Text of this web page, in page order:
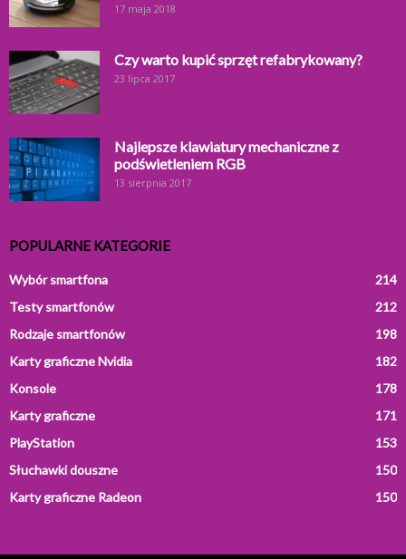
17 maja 2018
Czy warto kupić sprzęt refabrykowany?
23 lipca 2017
Najlepsze klawiatury mechaniczne z
podświetleniem RGB
13 sierpnia 2017
POPULARNE KATEGORIE
Wybór smartfona
214
Testy smartfonów
212
Rodzaje smartfonów
198
Karty graficzne Nvidia
182
Konsole
178
Karty graficzne
171
PlayStation
153
Słuchawki douszne
150
Karty graficzne Radeon
150